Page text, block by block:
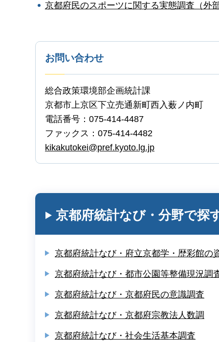
京都府民のスポーツに関する実態調査（外
お問い合わせ
総合政策環境部企画統計課
京都市上京区下立売通新町西入薮ノ内町
電話番号：075-414-4487
ファックス：075-414-4482
kikakutokei@pref.kyoto.lg.jp
京都府統計なび・分野で探
京都府統計なび・府立京都学・歴彩館の
京都府統計なび・都市公園等整備現況調
京都府統計なび・京都府民の意識調査
京都府統計なび・京都府宗教法人数調
京都府統計なび・社会生活基本調査